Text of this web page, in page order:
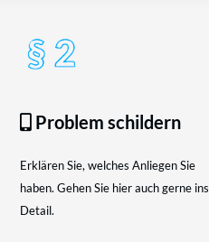
Problem schildern
Erklären Sie, welches Anliegen Sie
haben. Gehen Sie hier auch gerne ins
Detail.